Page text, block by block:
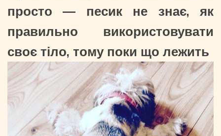
просто — песик не знає, як
правильно використовувати
своє тіло, тому поки що лежить